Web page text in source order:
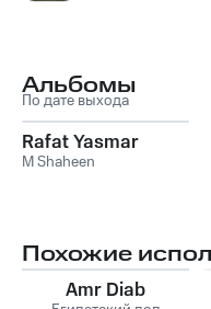
Альбомы
По дате выхода
Rafat Yasmar
M Shaheen
Похожие
Amr Diab